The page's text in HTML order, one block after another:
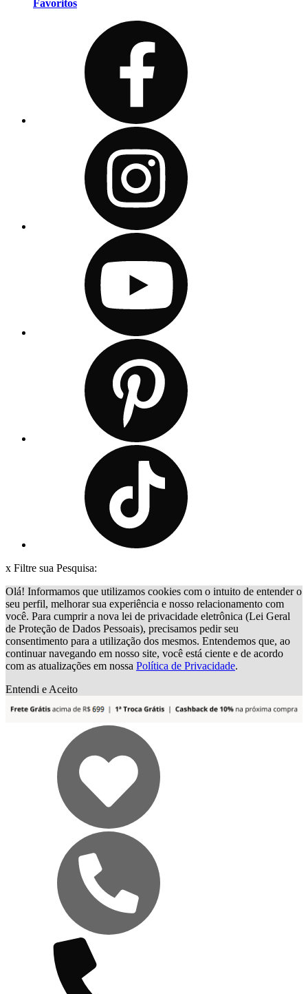
Favoritos
x Filtre sua Pesquisa:
Olá! Informamos que utilizamos cookies com o intuito de entender o
seu perfil, melhorar sua experiência e nosso relacionamento com
você. Para cumprir a nova lei de privacidade eletrônica (Lei Geral
de Proteção de Dados Pessoais), precisamos pedir seu
consentimento para a utilização dos mesmos. Entendemos que, ao
continuar navegando em nosso site, você está ciente e de acordo
com as atualizações em nossa Política de Privacidade.
Entendi e Aceito